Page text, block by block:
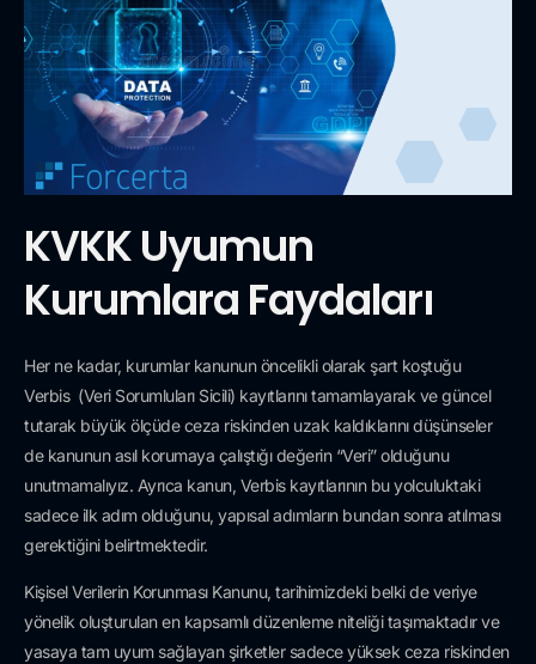
KVKK Uyumun
Kurumlara Faydaları
Her ne kadar, kurumlar kanunun öncelikli olarak şart koştuğu
Verbis (Veri Sorumluları Sicili) kayıtlarını tamamlayarak ve güncel
tutarak büyük ölçüde ceza riskinden uzak kaldıklarını düşünseler
de kanunun asıl korumaya çalıştığı değerin “Veri” olduğunu
unutmamalıyız. Ayrıca kanun, Verbis kayıtlarının bu yolculuktaki
sadece ilk adım olduğunu, yapısal adımların bundan sonra atılması
gerektiğini belirtmektedir.
Kişisel Verilerin Korunması Kanunu, tarihimizdeki belki de veriye
yönelik oluşturulan en kapsamlı düzenleme niteliği taşımaktadır ve
yasaya tam uyum sağlayan şirketler sadece yüksek ceza riskinden